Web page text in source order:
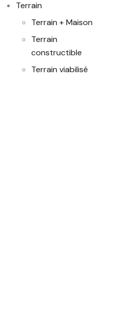
Terrain
Terrain + Maison
Terrain
constructible
Terrain viabilisé